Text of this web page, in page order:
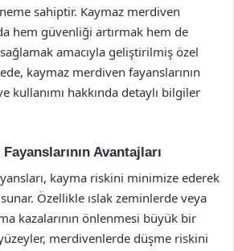
sahiptir. Kaymaz merdiven
hem güvenliği artırmak hem de
amacıyla geliştirilmiş özel
kaymaz merdiven fayanslarının
kullanımı hakkında detaylı bilgiler
Avantajları
kayma riskini minimize ederek
Özellikle ıslak zeminlerde veya
kazalarının önlenmesi büyük bir
merdivenlerde düşme riskini